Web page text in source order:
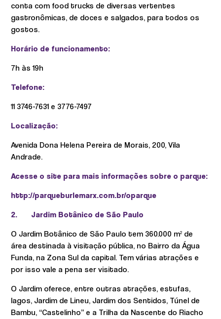
conta com food trucks de diversas vertentes
gastronômicas, de doces e salgados, para todos os
gostos.
Horário de funcionamento:
7h às 19h
Telefone:
11 3746-7631 e 3776-7497
Localização:
Avenida Dona Helena Pereira de Morais, 200, Vila
Andrade.
Acesse o site para mais informações sobre o parque:
http://parqueburlemarx.com.br/oparque
2. Jardim Botânico de São Paulo
O Jardim Botânico de São Paulo tem 360.000 m² de
área destinada à visitação pública, no Bairro da Água
Funda, na Zona Sul da capital. Tem várias atrações e
por isso vale a pena ser visitado.
O Jardim oferece, entre outras atrações, estufas,
lagos, Jardim de Lineu, Jardim dos Sentidos, Túnel de
Bambu, “Castelinho” e a Trilha da Nascente do Riacho